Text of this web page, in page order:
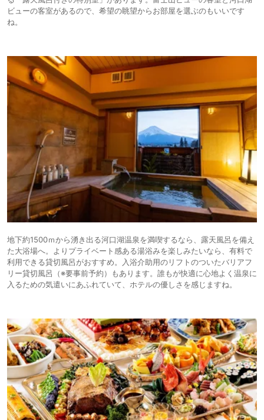
ビューの客室があるので、希望の眺望からお部屋を選ぶのもいいです
ね。
地下約1500ｍから湧き出る河口湖温泉を満喫するなら、露天風呂を備え
た大浴場へ。よりプライベート感ある湯浴みを楽しみたいなら、有料で
利用できる貸切風呂がおすすめ。入浴介助用のリフトのついたバリアフ
リー貸切風呂（※要事前予約）もあります。誰もが快適に心地よく温泉に
入るための気遣いにあふれていて、ホテルの優しさを感じますね。